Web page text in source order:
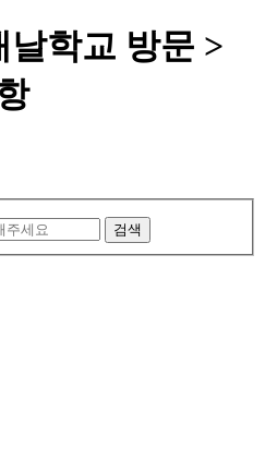
날학교 방문 >
검색